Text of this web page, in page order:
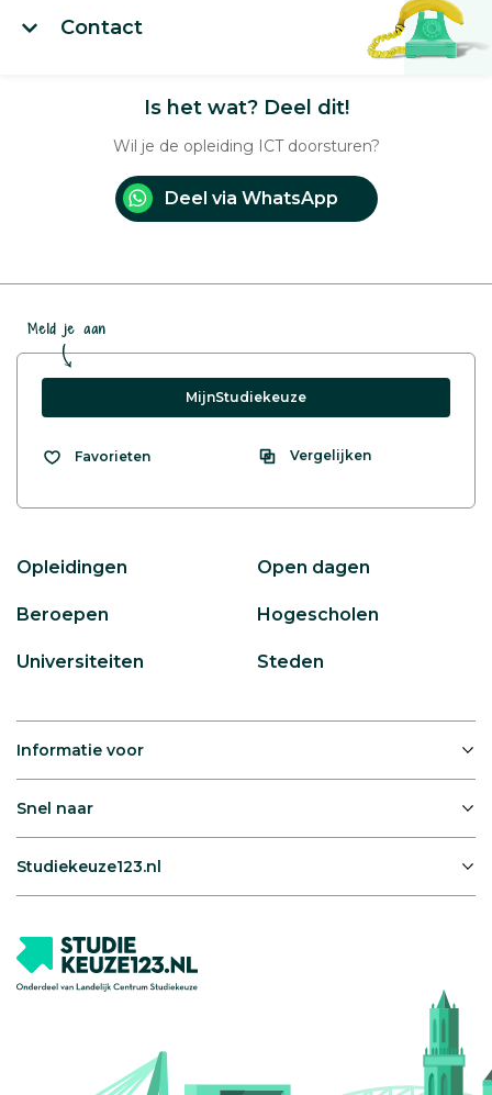
Contact
Is het wat? Deel dit!
Wil je de opleiding ICT doorsturen?
Deel via WhatsApp
Meld je aan
MijnStudiekeuze
Favorieten Vergelijken
Opleidingen Open dagen
Beroepen Hogescholen
Universiteiten Steden
Informatie voor
Snel naar
Studiekeuze123.nl